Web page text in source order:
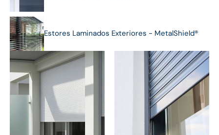
Estores Laminados Exteriores - MetalShield®